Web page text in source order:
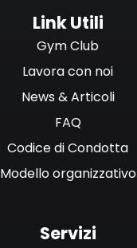
Link Utili
Gym Club
Lavora con noi
News & Articoli
FAQ
Codice di Condotta
Modello organizzativo
Servizi